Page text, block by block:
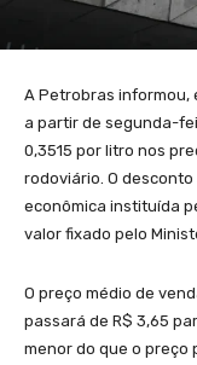
A Petrobras informou,
a partir de segunda-
0,3515 por litro nos
rodoviário. O
econômica instituída
valor fixado pelo
O preço médio de
passará de R$ 3,65
menor do que o preço